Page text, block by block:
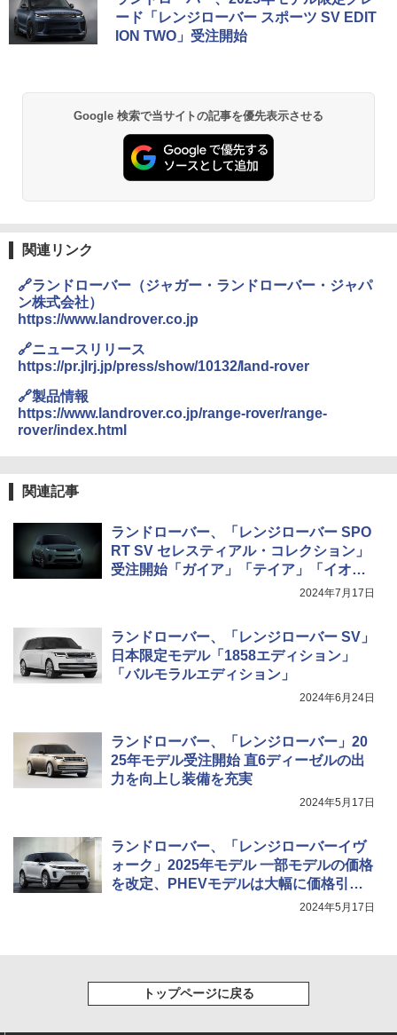
ード「レンジローバー スポーツ SV EDIT
ION TWO」受注開始
Google 検索で当サイトの記事を優先表示させる
関連リンク
🔗ランドローバー（ジャガー・ランドローバー・ジャパ
ン株式会社）
https://www.landrover.co.jp
🔗ニュースリリース
https://pr.jlrj.jp/press/show/10132/land-rover
🔗製品情報
https://www.landrover.co.jp/range-rover/range-
rover/index.html
関連記事
ランドローバー、「レンジローバー SPO
RT SV セレスティアル・コレクション」
受注開始「ガイア」「テイア」「イオ」
「ベガ」「ソル」各1台導入、価格3246
2024年7月17日
ランドローバー、「レンジローバー SV」
日本限定モデル「1858エディション」
「バルモラルエディション」
2024年6月24日
ランドローバー、「レンジローバー」20
25年モデル受注開始 直6ディーゼルの出
力を向上し装備を充実
2024年5月17日
ランドローバー、「レンジローバーイヴ
ォーク」2025年モデル 一部モデルの価格
を改定、PHEVモデルは大幅に価格引き
2024年5月17日
トップページに戻る